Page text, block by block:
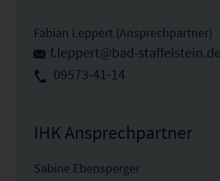
Fabian Leppert (Ansprechpartner)
f.leppert@bad-staffelstein.de
09573-41-14
IHK Ansprechpartner
Sabine Ebensperger